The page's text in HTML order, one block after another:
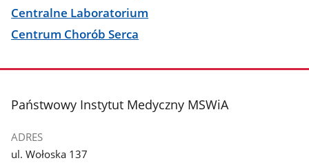
Centralne Laboratorium
Centrum Chorób Serca
stopka
Państwowy Instytut Medyczny MSWiA
ADRES
ul. Wołoska 137